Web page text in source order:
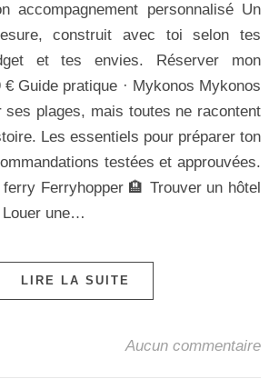
accompagnement personnalisé Un
construit avec toi selon tes
et tes envies. Réserver mon
Guide pratique · Mykonos Mykonos
ses plages, mais toutes ne racontent
Les essentiels pour préparer ton
testées et approuvées.
Ferryhopper 🏨 Trouver un hôtel
Louer une…
LIRE LA SUITE
Aucun commentaire